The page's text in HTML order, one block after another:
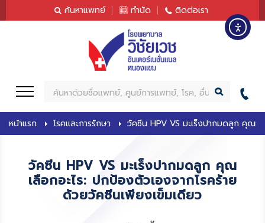
ค้นหาแพทย์ ทำนัด ติดต่อเรา
ห
า
หน้าแรก โรคและการรักษา วัคซีน HPV VS มะเร็งปากมดลูก คุณเลื
วัคซีน HPV VS มะเร็งปากมดลูก คุณ
เลือกอะไร: ปกป้องตัวเองจากโรคร้าย
ด้วยวัคซีนเพียงเข็มเดียว